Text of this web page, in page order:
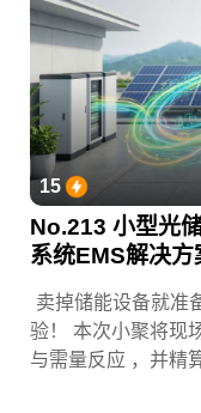
15
No.213 小型光
系统EMS解决方
卖掉储能设备就准
验！ 本次小聚将现
与需量反应 ，并精